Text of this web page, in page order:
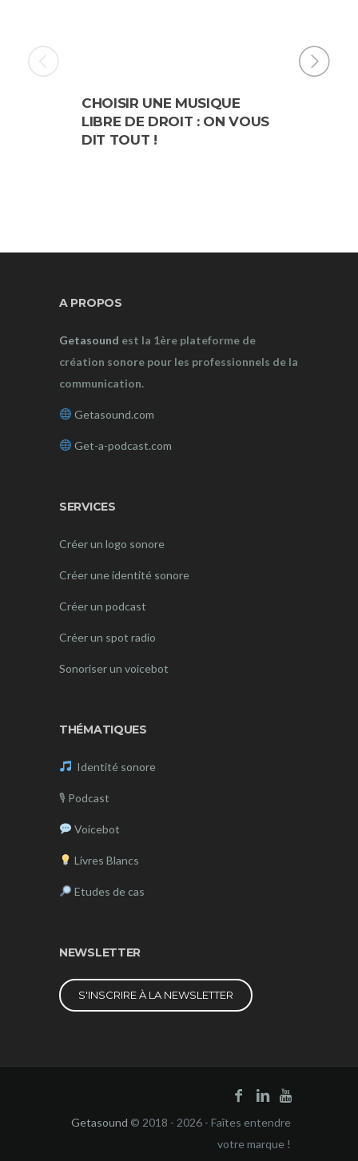
CHOISIR UNE MUSIQUE
LIBRE DE DROIT : ON VOUS
DIT TOUT !
A PROPOS
Getasound est la 1ère plateforme de
création sonore pour les professionnels de la
communication.
Getasound.com
Get-a-podcast.com
SERVICES
Créer un logo sonore
Créer une identité sonore
Créer un podcast
Créer un spot radio
Sonoriser un voicebot
THÉMATIQUES
Identité sonore
🎙 Podcast
Voicebot
Livres Blancs
Etudes de cas
NEWSLETTER
S'INSCRIRE À LA NEWSLETTER
Getasound © 2018 - 2026 - Faîtes entendre
votre marque !